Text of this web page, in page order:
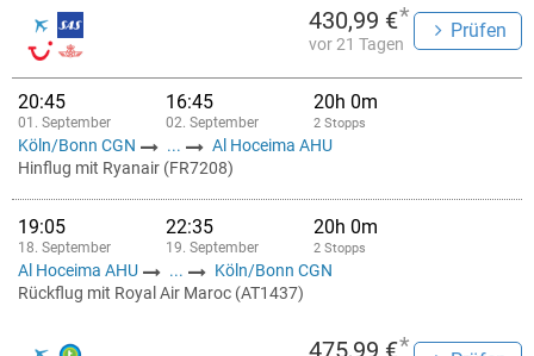
430,99 €*
vor 21 Tagen
Prüfen
20:45
01. September
16:45
02. September
20h 0m
2 Stopps
Köln/Bonn CGN ...
Al Hoceima AHU
Hinflug mit Ryanair (FR7208)
19:05
18. September
22:35
19. September
20h 0m
2 Stopps
Al Hoceima AHU ...
Köln/Bonn CGN
Rückflug mit Royal Air Maroc (AT1437)
475,99 €*